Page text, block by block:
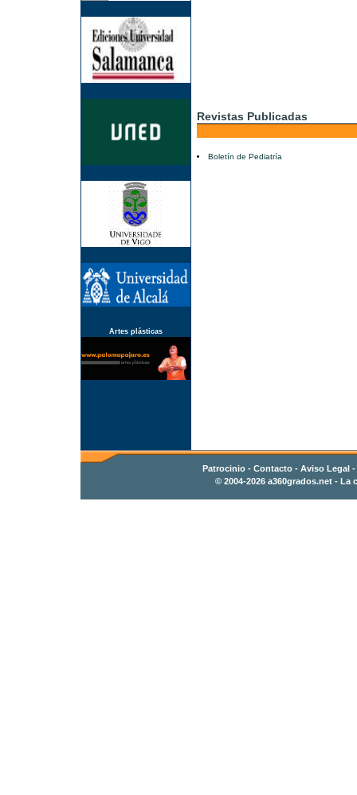
Artes plásticas
Revistas Publicadas
Boletín de Pediatría
Patrocinio- Contacto- Aviso Legal -
© 2004-2026 a360grados.net- La